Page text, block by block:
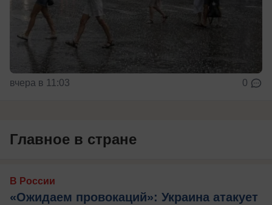
вчера в 11:03 0
Главное в стране
В России
«Ожидаем провокаций»: Украина атакует